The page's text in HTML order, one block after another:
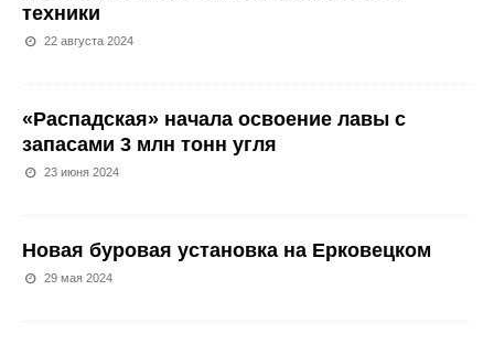
техники
22 августа 2024
«Распадская» начала освоение лавы с
запасами 3 млн тонн угля
23 июня 2024
Новая буровая установка на Ерковецком
29 мая 2024